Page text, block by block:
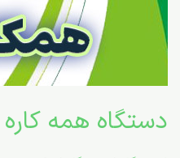
دستگاه همه کاره